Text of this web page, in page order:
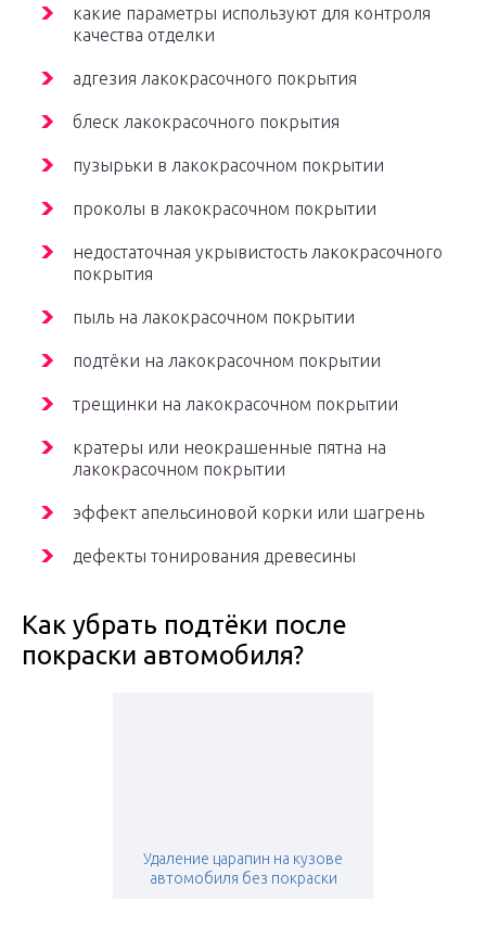
какие параметры используют для контроля
качества отделки
адгезия лакокрасочного покрытия
блеск лакокрасочного покрытия
пузырьки в лакокрасочном покрытии
проколы в лакокрасочном покрытии
недостаточная укрывистость лакокрасочного
покрытия
пыль на лакокрасочном покрытии
подтёки на лакокрасочном покрытии
трещинки на лакокрасочном покрытии
кратеры или неокрашенные пятна на
лакокрасочном покрытии
эффект апельсиновой корки или шагрень
дефекты тонирования древесины
Как убрать подтёки после
покраски автомобиля?
Удаление царапин на кузове
автомобиля без покраски